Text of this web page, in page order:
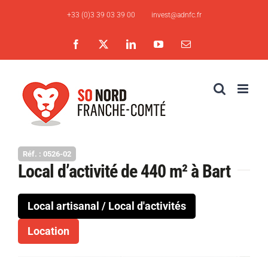
+33 (0)3 39 03 39 00 invest@adnfc.fr
Facebook LinkedInYouTubeEmail
Réf. : 0526-02
Local d’activité de 440 m² à Bart
Local artisanal / Local d'activités
Location